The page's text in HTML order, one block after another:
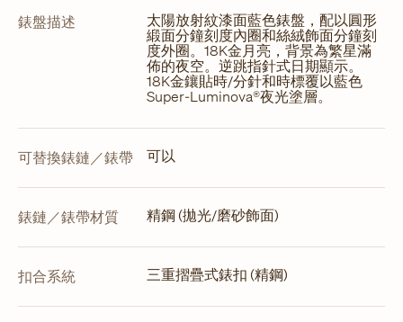
錶盤描述 太陽放射紋漆面藍色錶盤，配以圓形
緞面分鐘刻度內圈和絲絨飾面分鐘刻
度外圈。18K金月亮，背景為繁星滿
佈的夜空。逆跳指針式日期顯示。
18K金鑲貼時/分針和時標覆以藍色
Super-Luminova®夜光塗層。
可替換錶鏈／錶帶 可以
錶鏈／錶帶材質 精鋼 (拋光/磨砂飾面)
扣合系統 三重摺疊式錶扣 (精鋼)